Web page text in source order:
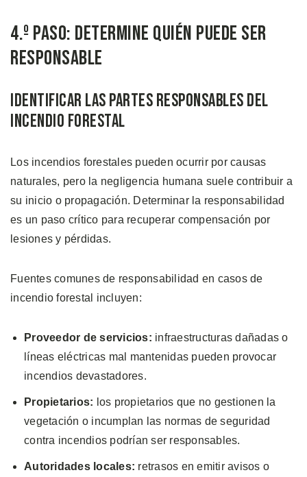
4.º Paso: Determine Quién Puede Ser
Responsable
Identificar las Partes Responsables del
Incendio Forestal
Los incendios forestales pueden ocurrir por causas
naturales, pero la negligencia humana suele contribuir a
su inicio o propagación. Determinar la responsabilidad
es un paso crítico para recuperar compensación por
lesiones y pérdidas.
Fuentes comunes de responsabilidad en casos de
incendio forestal incluyen:
Proveedor de servicios: infraestructuras dañadas o
líneas eléctricas mal mantenidas pueden provocar
incendios devastadores.
Propietarios: los propietarios que no gestionen la
vegetación o incumplan las normas de seguridad
contra incendios podrían ser responsables.
Autoridades locales: retrasos en emitir avisos o